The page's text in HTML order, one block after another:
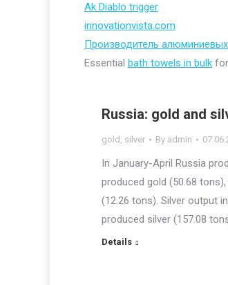
Ak Diablo trigger
innovationvista.com
Производитель
Essential bath towels in bulk
Russia: gold and
gold , silver By admin
In January-April Russia
produced gold (50.68
(12.26 tons). Silver output
produced silver (157.08
Details